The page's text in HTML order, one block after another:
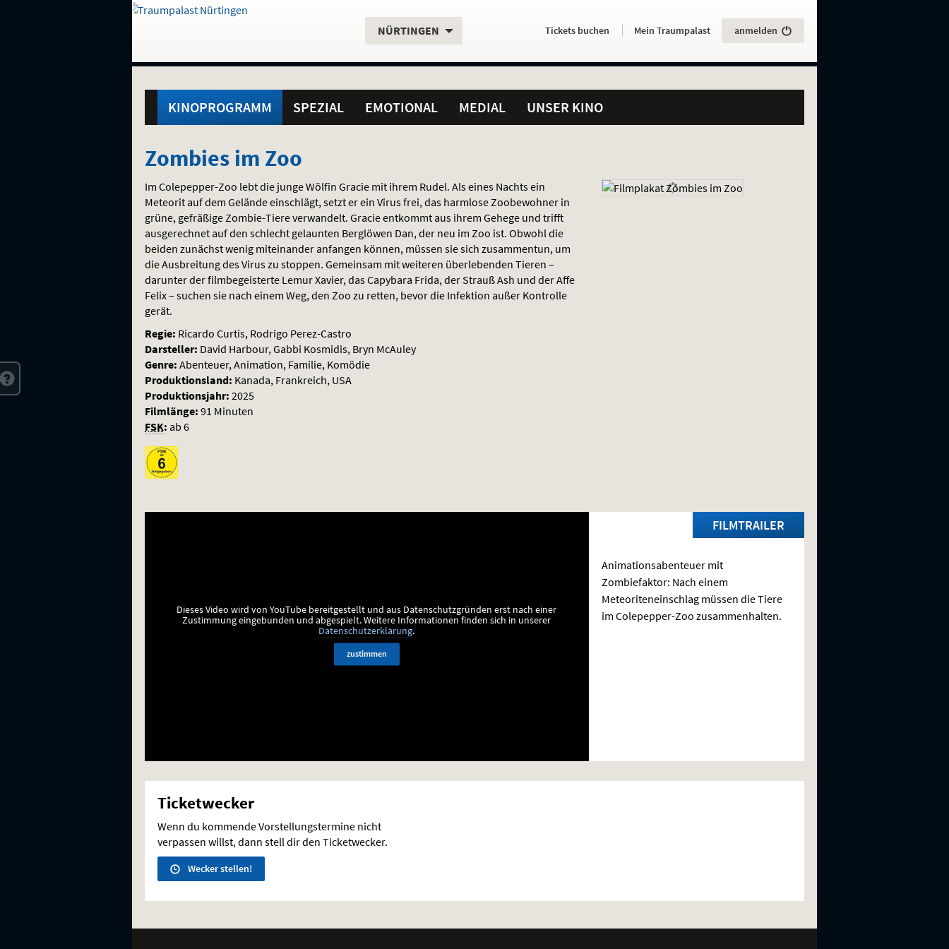
direkt
Inhalt
Menü
und
Gehe
Standortauswahl
Aktueller
NÜRTINGEN Servicefunktionen
Aktuelles
HierTickets buchen . Mein Traumpalast anmelden
KINOPROGRAMM SPEZIAL EMOTIONAL MEDIAL UNSER KINO
Zombies
im
Zoo
Zombies im Zoo
Im Colepepper-Zoo lebt die junge Wölfin Gracie mit ihrem Rudel. Als eines Nachts ein
Meteorit auf dem Gelände einschlägt, setzt er ein Virus frei, das harmlose Zoobewohner in
grüne, gefräßige Zombie-Tiere verwandelt. Gracie entkommt aus ihrem Gehege und trifft
ausgerechnet auf den schlecht gelaunten Berglöwen Dan, der neu im Zoo ist. Obwohl die
beiden zunächst wenig miteinander anfangen können, müssen sie sich zusammentun, um
die Ausbreitung des Virus zu stoppen. Gemeinsam mit weiteren überlebenden Tieren –
darunter der filmbegeisterte Lemur Xavier, das Capybara Frida, der Strauß Ash und der Affe
Felix – suchen sie nach einem Weg, den Zoo zu retten, bevor die Infektion außer Kontrolle
gerät.
Regie: Ricardo Curtis, Rodrigo Perez-Castro
Darsteller: David Harbour, Gabbi Kosmidis, Bryn McAuley
Genre: Abenteuer, Animation, Familie, Komödie
Produktionsland: Kanada, Frankreich, USA
Produktionsjahr: 2025
Filmlänge: 91 Minuten
FSK: ab 6
FILMTRAILER
Dieses Video wird von YouTube bereitgestellt und aus Datenschutzgründen erst nach einer
Zustimmung eingebunden und abgespielt.Weitere Informationen finden sich in unserer
Datenschutzerklärung.
zustimmen
Animationsabenteuer mit
Zombiefaktor: Nach einem
Meteoriteneinschlag müssen die Tiere
im Colepepper-Zoo zusammenhalten.
Ticketwecker
Wenn du kommende Vorstellungstermine nicht
verpassen willst, dann stell dir den Ticketwecker.
Wecker stellen!